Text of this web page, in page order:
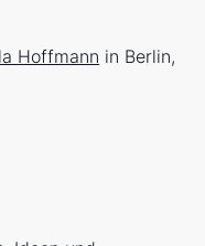
Hoffmann in Berlin,